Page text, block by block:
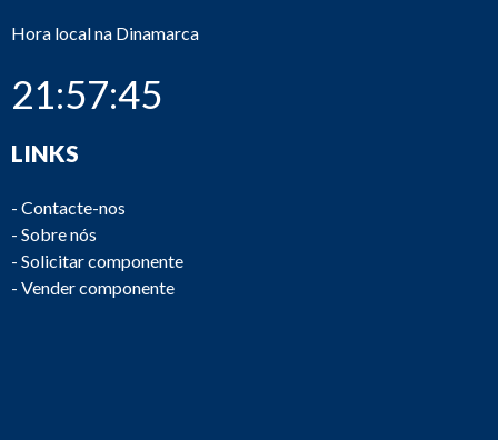
Hora local na Dinamarca
21:57:45
LINKS
- Contacte-nos
- Sobre nós
- Solicitar componente
- Vender componente